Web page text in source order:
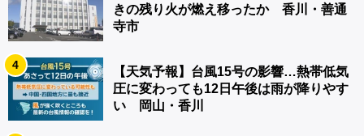
きの残り火が燃え移ったか 香川・善通
寺市
4
【天気予報】台風15号の影響…熱帯低気
圧に変わっても12日午後は雨が降りやす
い 岡山・香川